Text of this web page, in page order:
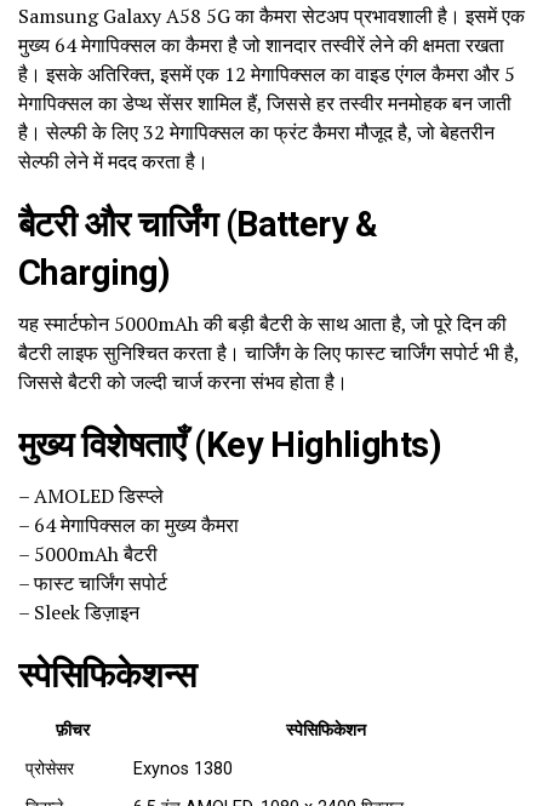
Samsung Galaxy A58 5G का कैमरा सेटअप प्रभावशाली है। इसमें एक
मुख्य 64 मेगापिक्सल का कैमरा है जो शानदार तस्वीरें लेने की क्षमता रखता
है। इसके अतिरिक्त, इसमें एक 12 मेगापिक्सल का वाइड एंगल कैमरा और 5
मेगापिक्सल का डेप्थ सेंसर शामिल हैं, जिससे हर तस्वीर मनमोहक बन जाती
है। सेल्फी के लिए 32 मेगापिक्सल का फ्रंट कैमरा मौजूद है, जो बेहतरीन
सेल्फी लेने में मदद करता है।
बैटरी और चार्जिंग (Battery &
Charging)
यह स्मार्टफोन 5000mAh की बड़ी बैटरी के साथ आता है, जो पूरे दिन की
बैटरी लाइफ सुनिश्चित करता है। चार्जिंग के लिए फास्ट चार्जिंग सपोर्ट भी है,
जिससे बैटरी को जल्दी चार्ज करना संभव होता है।
मुख्य विशेषताएँ (Key Highlights)
– AMOLED डिस्प्ले
– 64 मेगापिक्सल का मुख्य कैमरा
– 5000mAh बैटरी
– फास्ट चार्जिंग सपोर्ट
– Sleek डिज़ाइन
स्पेसिफिकेशन्स
फ़ीचर
स्पेसिफिकेशन
प्रोसेसर
Exynos 1380